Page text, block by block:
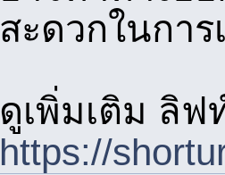
สะดวกในการ
ดูเพิ่มเติม ลิฟ
https://